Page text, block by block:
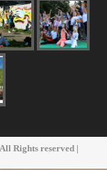
Rights reserved |